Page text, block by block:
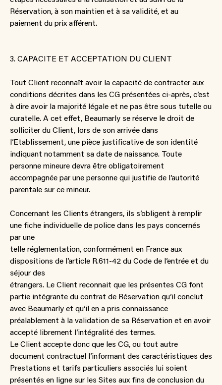
Réservation, à son maintien et à sa validité, et au
paiement du prix afférent.
3. CAPACITE ET ACCEPTATION DU CLIENT
Tout Client reconnaît avoir la capacité de contracter aux
conditions décrites dans les CG présentées ci-après, c’est
à dire avoir la majorité légale et ne pas être sous tutelle ou
curatelle. A cet effet, Beaumarly se réserve le droit de
solliciter du Client, lors de son arrivée dans
l’Etablissement, une pièce justificative de son identité
indiquant notamment sa date de naissance. Toute
personne mineure devra être obligatoirement
accompagnée par une personne qui justifie de l’autorité
parentale sur ce mineur.
Concernant les Clients étrangers, ils s’obligent à remplir
une fiche individuelle de police dans les pays concernés
par une
telle réglementation, conformément en France aux
dispositions de l’article R.611-42 du Code de l’entrée et du
séjour des
étrangers. Le Client reconnait que les présentes CG font
partie intégrante du contrat de Réservation qu’il conclut
avec Beaumarly et qu’il en a pris connaissance
préalablement à la validation de sa Réservation et en avoir
accepté librement l’intégralité des termes.
Le Client accepte donc que les CG, ou tout autre
document contractuel l’informant des caractéristiques des
Prestations et tarifs particuliers associés lui soient
présentés en ligne sur les Sites aux fins de conclusion du